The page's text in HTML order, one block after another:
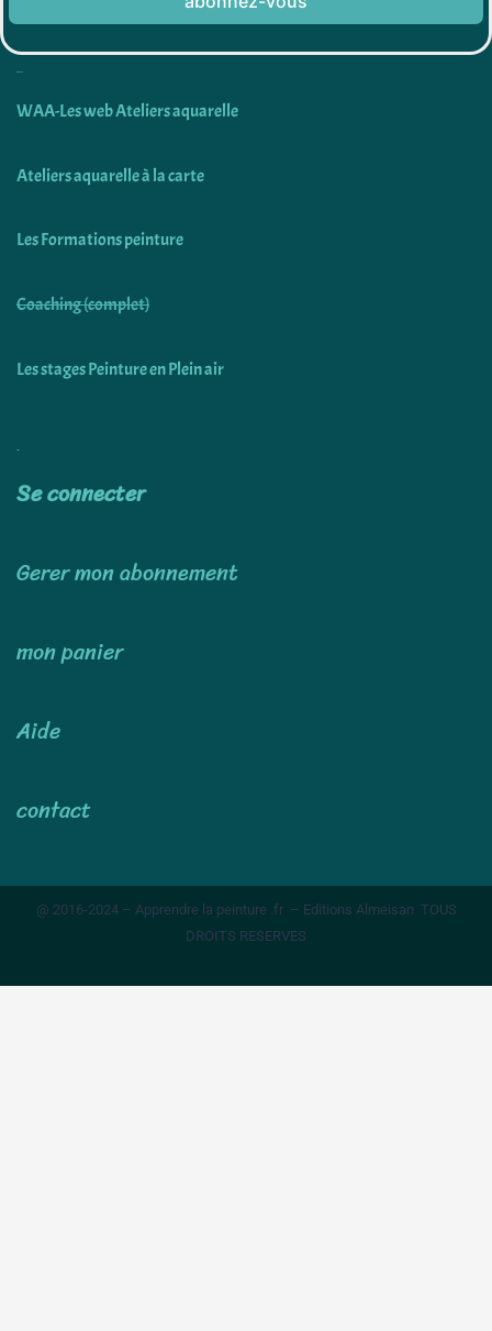
WAA-Les web Ateliers aquarelle
Ateliers aquarelle à la carte
Les Formations peinture
Coaching (complet)
Les stages Peinture en Plein air
Se connecter
Gerer mon abonnement
mon panier
Aide
contact
@ 2016-2024 – Apprendre la peinture .fr – Editions Almeisan TOUS
DROITS RESERVES